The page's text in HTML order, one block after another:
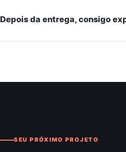
Depois da entrega, consigo
SEU PRÓXIMO PROJETO